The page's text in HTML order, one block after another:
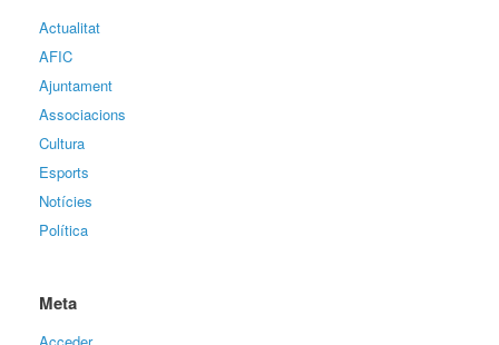
Actualitat
AFIC
Ajuntament
Associacions
Cultura
Esports
Notícies
Política
Meta